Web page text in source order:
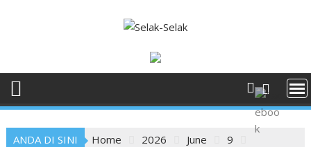
ANDA DI SINI Home 2026 June
9